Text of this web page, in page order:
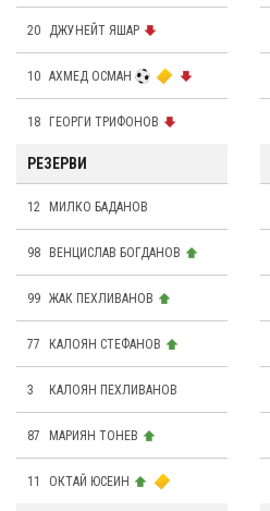
20 ДЖУНЕЙТ ЯШАР
10 АХМЕД ОСМАН
18 ГЕОРГИ ТРИФОНОВ
РЕЗЕРВИ
12 МИЛКО БАДАНОВ
98 ВЕНЦИСЛАВ БОГДАНОВ
99 ЖАК ПЕХЛИВАНОВ
77 КАЛОЯН СТЕФАНОВ
3 КАЛОЯН ПЕХЛИВАНОВ
87 МАРИЯН ТОНЕВ
11 ОКТАЙ ЮСЕИН